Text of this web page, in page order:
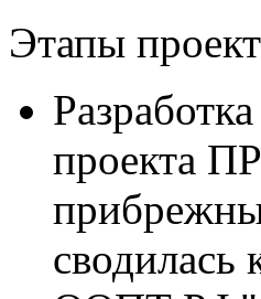
Этапы
проекта